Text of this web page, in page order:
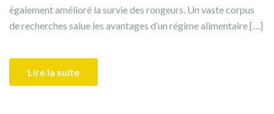
également amélioré la survie des rongeurs. Un vaste corpus
de recherches salue les avantages d’un régime alimentaire […]
Lire la suite